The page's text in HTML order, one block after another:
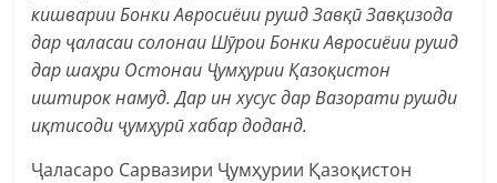
кишварии Бонки Авросиёии рушд Завқӣ Завқизода
дар ҷаласаи солонаи Шӯрои Бонки Авросиёии рушд
дар шаҳри Остонаи Ҷумҳурии Қазоқистон
иштирок намуд. Дар ин хусус дар Вазорати рушди
иқтисоди ҷумҳурӣ хабар доданд.
Ҷаласаро Сарвазири Ҷумҳурии Қазоқистон